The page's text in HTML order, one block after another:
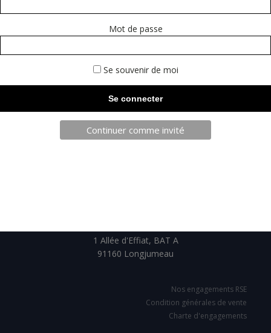
1 Allée d'Effiat, BAT A
91160 Longjumeau
Nos engagements RSE
Condition générales de vente
Charte d'engagements
Mot de passe
Se souvenir de moi
Continuer comme invité